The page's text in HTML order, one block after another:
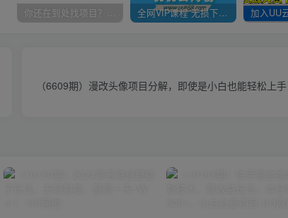
你还在到处找项目？还在当韭菜？我靠卖项目一个月收入5万+，曾经我也是个失败者。 全网VIP课程 无损下载~
（6609期）漫改头像项目分解，即使是小白也能轻松上